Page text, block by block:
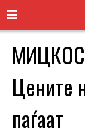
Цените
паѓаат